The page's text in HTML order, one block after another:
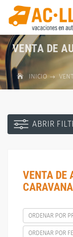
VENTA DE
INICIO
ABRIR
VENTA DE
ORDENAR POR
ORDENAR POR